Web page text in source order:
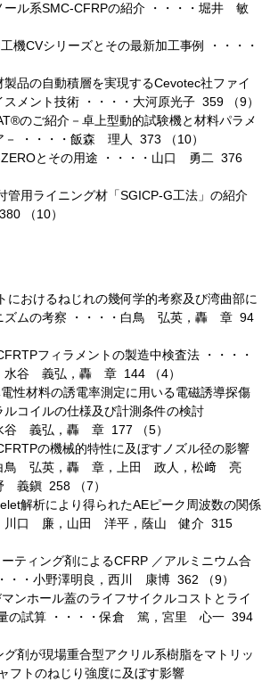
ール系SMC-CFRPの紹介 ・・・・堀井 敏
機CVシリーズとその最新加工事例 ・・・・
品の自動積層を実現するCevotec社ファイ
メント技術 ・・・・大河原光子 359 （9）
のご紹介－卓上型動的試験機と材料パラメ
－ ・・・・飯森 理人 373 （10）
ZEROとその用途 ・・・・山口 勇二 376
管用ライニング材「SGICP-G工法」の紹介
（10）
におけるねじれの幾何学的考察及び湾曲部に
ズムの考察 ・・・・白鳥 弘英，轟 章 94
フィラメントの製造中検査法 ・・・・
谷 義弘，轟 章 144 （4）
性材料の誘電率測定に用いる電磁誘導探傷
ルコイルの仕様及び計測条件の検討
谷 義弘，轟 章 177 （5）
の機械的特性に及ぼすノズル径の影響
鳥 弘英，轟 章，上田 政人，松﨑 亮
義鎭 258 （7）
解析により得られたAEピーク周波数の関係
川口 廉，山田 洋平，蔭山 健介 315
ティング剤によるCFRP ／アルミニウム合
・・小野澤明良，西川 康博 362 （9）
ンホール蓋のライフサイクルコストとライ
の試算 ・・・・保倉 篤，宮里 心一 394
剤が現場重合型アクリル系樹脂をマトリッ
フトのねじり強度に及ぼす影響